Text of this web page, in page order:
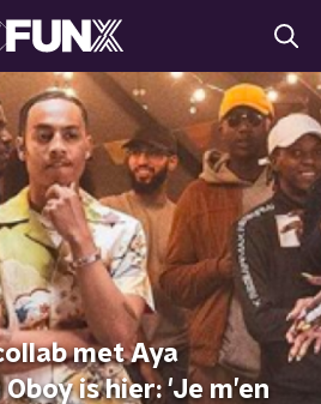
met Aya
is hier: 'Je m’en